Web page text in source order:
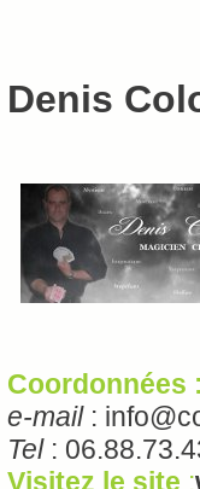
Denis
Coordonnées
e-mail :
Tel :
Visitez le site :